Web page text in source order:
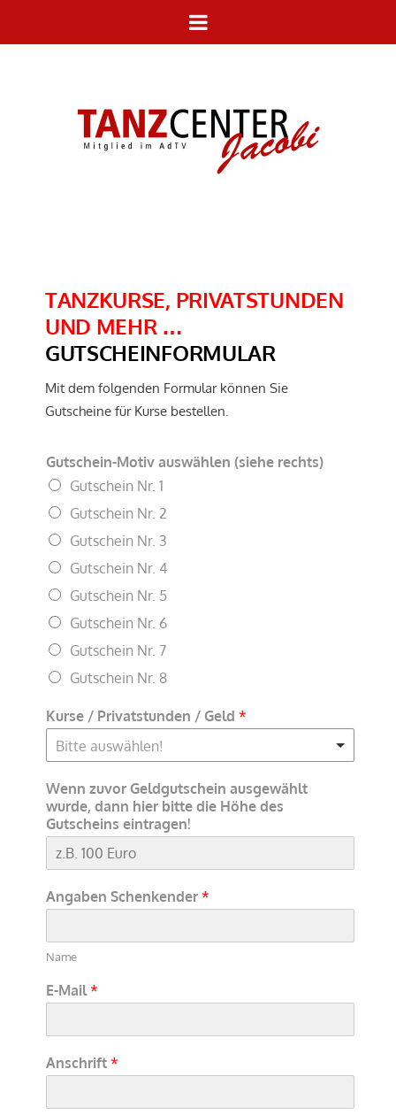
TANZKURSE, PRIVATSTUNDEN
UND MEHR …
GUTSCHEINFORMULAR
Mit dem folgenden Formular können Sie
Gutscheine für Kurse bestellen.
Gutschein-Motiv auswählen (siehe rechts)
Gutschein Nr. 1
Gutschein Nr. 2
Gutschein Nr. 3
Gutschein Nr. 4
Gutschein Nr. 5
Gutschein Nr. 6
Gutschein Nr. 7
Gutschein Nr. 8
Kurse / Privatstunden / Geld *
Bitte auswählen!
Wenn zuvor Geldgutschein ausgewählt
wurde, dann hier bitte die Höhe des
Gutscheins eintragen!
Angaben Schenkender *
Name
E-Mail*
Anschrift *